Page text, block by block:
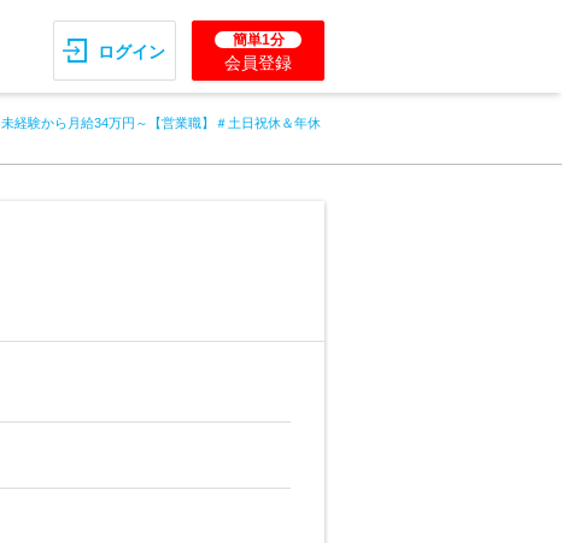
ログイン
簡単1分
会員登録
未経験から月給34万円～【営業職】＃土日祝休＆年休